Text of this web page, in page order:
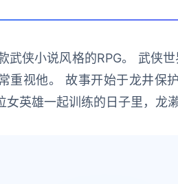
武侠小说风格的RPG。 武侠
重视他。 故事开始于龙井
英雄一起训练的日子里，龙